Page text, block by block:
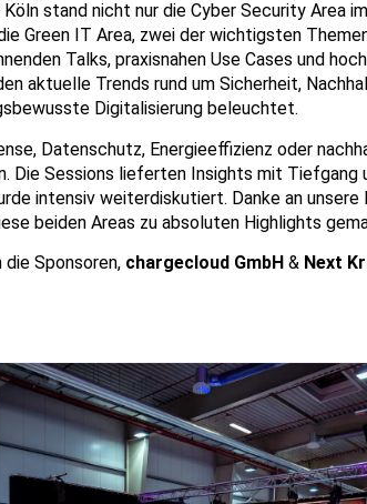
stand nicht nur die Cyber Security Area
Green IT Area, zwei der wichtigsten
Talks, praxisnahen Use Cases und
aktuelle Trends rund um Sicherheit,
Digitalisierung beleuchtet.
Datenschutz, Energieeffizienz oder
Die Sessions lieferten Insights mit Tiefgang
intensiv weiterdiskutiert. Danke an unsere
beiden Areas zu absoluten Highlights
die Sponsoren, chargecloud GmbH & Next